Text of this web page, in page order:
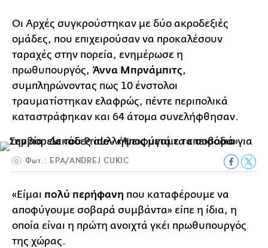
Οι Αρχές συγκρούστηκαν με δύο ακροδεξιές
ομάδες, που επιχειρούσαν να προκαλέσουν
ταραχές στην πορεία, ενημέρωσε η
πρωθυπουργός, Άννα Μπρνάμπιτς,
συμπληρώνοντας πως 10 ένστολοι
τραυματίστηκαν ελαφρώς, πέντε περιπολικά
καταστράφηκαν και 64 άτομα συνελήφθησαν.
Φωτ.: EPA/ANDREJ CUKIC
«Είμαι πολύ περήφανη που καταφέρουμε να
αποφύγουμε σοβαρά συμβάντα» είπε η ίδια, η
οποία είναι η πρώτη ανοιχτά γκέι πρωθυπουργός
της χώρας.